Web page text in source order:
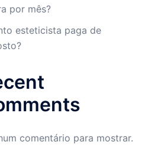
por mês?
esteticista paga de
comentário para mostrar.